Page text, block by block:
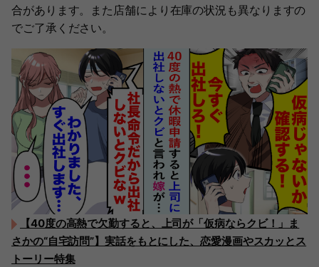
合があります。また店舗により在庫の状況も異なりますの
でご了承ください。
【40度の高熱で欠勤すると、上司が「仮病ならクビ！」ま
さかの“自宅訪問”】実話をもとにした、恋愛漫画やスカッとス
トーリー特集